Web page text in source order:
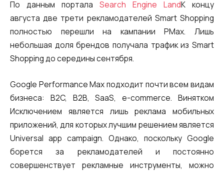
По данным портала Search Engine LandК концу
августа две трети рекламодателей Smart Shopping
полностью перешли на кампании PMax. Лишь
небольшая доля брендов получала трафик из Smart
Shopping до середины сентября.
Google Performance Max подходит почти всем видам
бизнеса: B2C, B2B, SaaS, e-commerce. Винятком
Исключением является лишь реклама мобильных
приложений, для которых лучшим решением является
Universal app campaign. Однако, поскольку Google
борется за рекламодателей и постоянно
совершенствует рекламные инструменты, можно